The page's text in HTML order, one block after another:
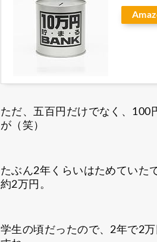
ただ、五百円だけでなく、100
が（笑）
たぶん2年くらいはためていた
約2万円。
学生の頃だったので、2年で2